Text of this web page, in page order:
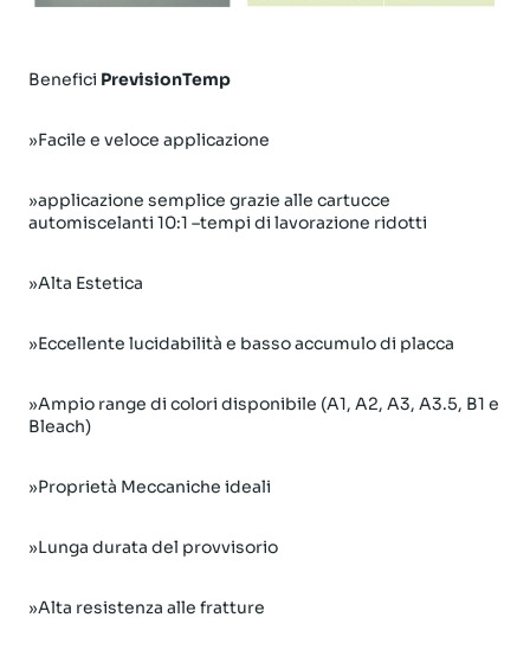
Benefici PrevisionTemp
»Facile e veloce applicazione
»applicazione semplice grazie alle cartucce
automiscelanti 10:1 –tempi di lavorazione ridotti
»Alta Estetica
»Eccellente lucidabilità e basso accumulo di placca
»Ampio range di colori disponibile (A1, A2, A3, A3.5, B1 e
Bleach)
»Proprietà Meccaniche ideali
»Lunga durata del provvisorio
»Alta resistenza alle fratture